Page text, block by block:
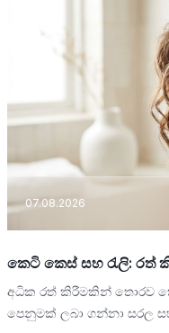
07.08.2026
කෙටි කෙස් සහ රැලි: රත්
අධික රත් කිරීමකින් තොරව
පෙනුමක් ලබා ගන්නා සරල